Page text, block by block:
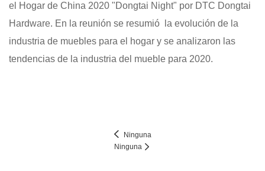
el Hogar de China 2020 "Dongtai Night" por DTC Dongtai
Hardware. En la reunión se resumió la evolución de la
industria de muebles para el hogar y se analizaron las
tendencias de la industria del mueble para 2020.
Ninguna
Ninguna